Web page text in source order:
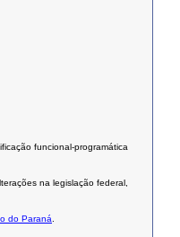
funcional-programática
na legislação federal,
do Paraná